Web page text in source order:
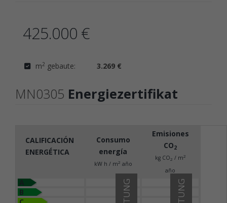
425.000 €
m2 gebaute: 3.269 €
MN0305 Energiezertifikat
CALIFICACIÓN
ENERGÉTICA
Consumo
energía
kW h / m2 año
Emisiones
CO2
kg CO2 / m2
año
B